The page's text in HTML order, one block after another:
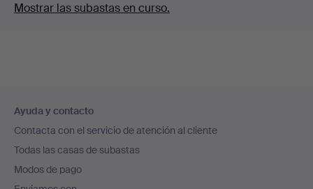
Mostrar las subastas en curso.
en
el
pie
de
Ayuda y contacto
Contacta con el servicio de atención al cliente
Todas las casas de subastas
Modos de pago